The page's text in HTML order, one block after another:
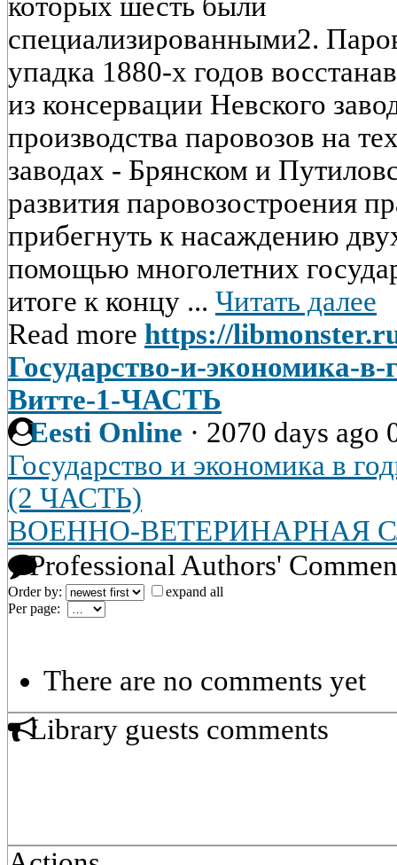
которых шесть были
специализированными2.
упадка 1880-х годов
из консервации Невского
производства паровозов на
заводах - Брянском и
развития паровозостроения
прибегнуть к насаждению
помощью многолетних
итоге к концу ... Читать далее
Read more https://
Государство-и-экономика-
Витте-1-ЧАСТЬ
Eesti Online · 2070 days ago
Государство и экономика в
(2 ЧАСТЬ)
ВОЕННО-ВЕТЕРИНАРНАЯ
Professional Authors'
Order by:
expand all
Per page:
There are no comments yet
Library guests comments